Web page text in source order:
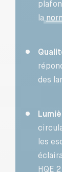
la
des
les
HQE